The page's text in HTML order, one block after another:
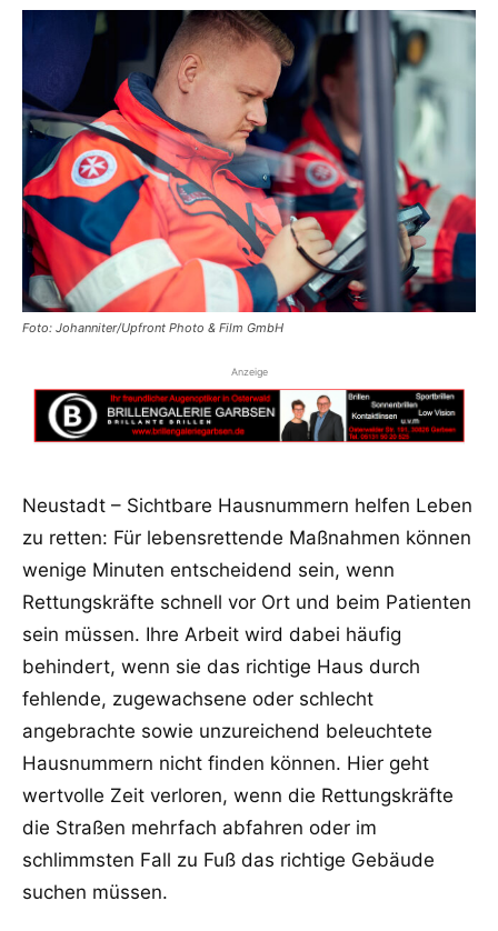
Foto: Johanniter/Upfront Photo & Film GmbH
Anzeige
Neustadt – Sichtbare Hausnummern helfen Leben
zu retten: Für lebensrettende Maßnahmen können
wenige Minuten entscheidend sein, wenn
Rettungskräfte schnell vor Ort und beim Patienten
sein müssen. Ihre Arbeit wird dabei häufig
behindert, wenn sie das richtige Haus durch
fehlende, zugewachsene oder schlecht
angebrachte sowie unzureichend beleuchtete
Hausnummern nicht finden können. Hier geht
wertvolle Zeit verloren, wenn die Rettungskräfte
die Straßen mehrfach abfahren oder im
schlimmsten Fall zu Fuß das richtige Gebäude
suchen müssen.